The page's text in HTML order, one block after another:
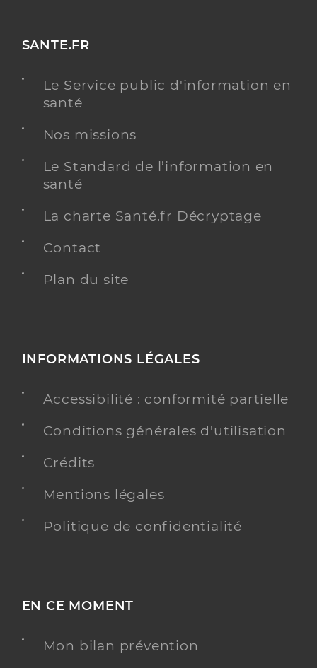
SANTE.FR
Le Service public d'information en
santé
Nos missions
Le Standard de l’information en
santé
La charte Santé.fr Décryptage
Contact
Plan du site
INFORMATIONS LÉGALES
Accessibilité : conformité partielle
Conditions générales d'utilisation
Crédits
Mentions légales
Politique de confidentialité
EN CE MOMENT
Mon bilan prévention